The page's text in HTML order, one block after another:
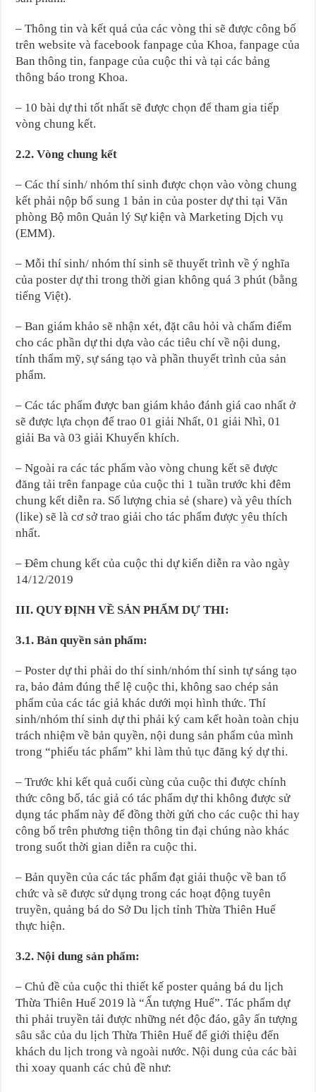
– Thông tin và kết quả của các vòng thi sẽ được công bố
trên website và facebook fanpage của Khoa, fanpage của
Ban thông tin, fanpage của cuộc thi và tại các bảng
thông báo trong Khoa.
– 10 bài dự thi tốt nhất sẽ được chọn để tham gia tiếp
vòng chung kết.
2.2. Vòng chung kết
– Các thí sinh/ nhóm thí sinh được chọn vào vòng chung
kết phải nộp bổ sung 1 bản in của poster dự thi tại Văn
phòng Bộ môn Quản lý Sự kiện và Marketing Dịch vụ
(EMM).
– Mỗi thí sinh/ nhóm thí sinh sẽ thuyết trình về ý nghĩa
của poster dự thi trong thời gian không quá 3 phút (bằng
tiếng Việt).
– Ban giám khảo sẽ nhận xét, đặt câu hỏi và chấm điểm
cho các phần dự thi dựa vào các tiêu chí về nội dung,
tính thẩm mỹ, sự sáng tạo và phần thuyết trình của sản
phẩm.
– Các tác phẩm được ban giám khảo đánh giá cao nhất ở
sẽ được lựa chọn để trao 01 giải Nhất, 01 giải Nhì, 01
giải Ba và 03 giải Khuyến khích.
– Ngoài ra các tác phẩm vào vòng chung kết sẽ được
đăng tải trên fanpage của cuộc thi 1 tuần trước khi đêm
chung kết diễn ra. Số lượng chia sẻ (share) và yêu thích
(like) sẽ là cơ sở trao giải cho tác phẩm được yêu thích
nhất.
– Đêm chung kết của cuộc thi dự kiến diễn ra vào ngày
14/12/2019
III. QUY ĐỊNH VỀ SẢN PHẨM DỰ THI:
3.1. Bản quyền sản phẩm:
– Poster dự thi phải do thí sinh/nhóm thí sinh tự sáng tạo
ra, bảo đảm đúng thể lệ cuộc thi, không sao chép sản
phẩm của các tác giả khác dưới mọi hình thức. Thí
sinh/nhóm thí sinh dự thi phải ký cam kết hoàn toàn chịu
trách nhiệm về bản quyền, nội dung sản phẩm của mình
trong “phiếu tác phẩm” khi làm thủ tục đăng ký dự thi.
– Trước khi kết quả cuối cùng của cuộc thi được chính
thức công bố, tác giả có tác phẩm dự thi không được sử
dụng tác phẩm này để đồng thời gửi cho các cuộc thi hay
công bố trên phương tiện thông tin đại chúng nào khác
trong suốt thời gian diễn ra cuộc thi.
– Bản quyền của các tác phẩm đạt giải thuộc về ban tổ
chức và sẽ được sử dụng trong các hoạt động tuyên
truyền, quảng bá do Sở Du lịch tỉnh Thừa Thiên Huế
thực hiện.
3.2. Nội dung sản phẩm:
– Chủ đề của cuộc thi thiết kế poster quảng bá du lịch
Thừa Thiên Huế 2019 là “Ấn tượng Huế”. Tác phẩm dự
thi phải truyền tải được những nét độc đáo, gây ấn tượng
sâu sắc của du lịch Thừa Thiên Huế để giới thiệu đến
khách du lịch trong và ngoài nước. Nội dung của các bài
thi xoay quanh các chủ đề như: